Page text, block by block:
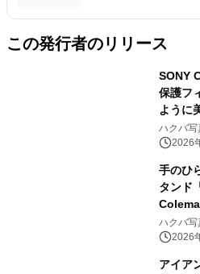
この発行者のリリース
SONY
保護フ
ように
プと業
「III」
ハクバ写
2026
手のひ
タンド
脚」を
ハクバ写
2026
アイア